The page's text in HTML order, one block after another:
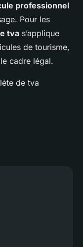
professionnel
Pour les
tva s’applique
de tourisme,
cadre légal.
de tva